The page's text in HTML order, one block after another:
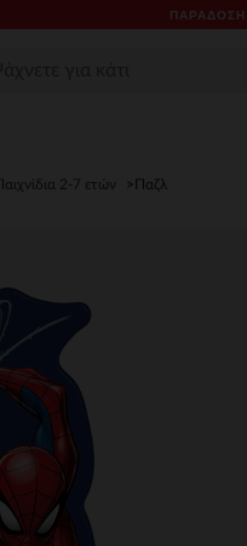
ΠΑΡΆΔΟΣΗ
Παιχνίδια 2-7 ετών Παζλ